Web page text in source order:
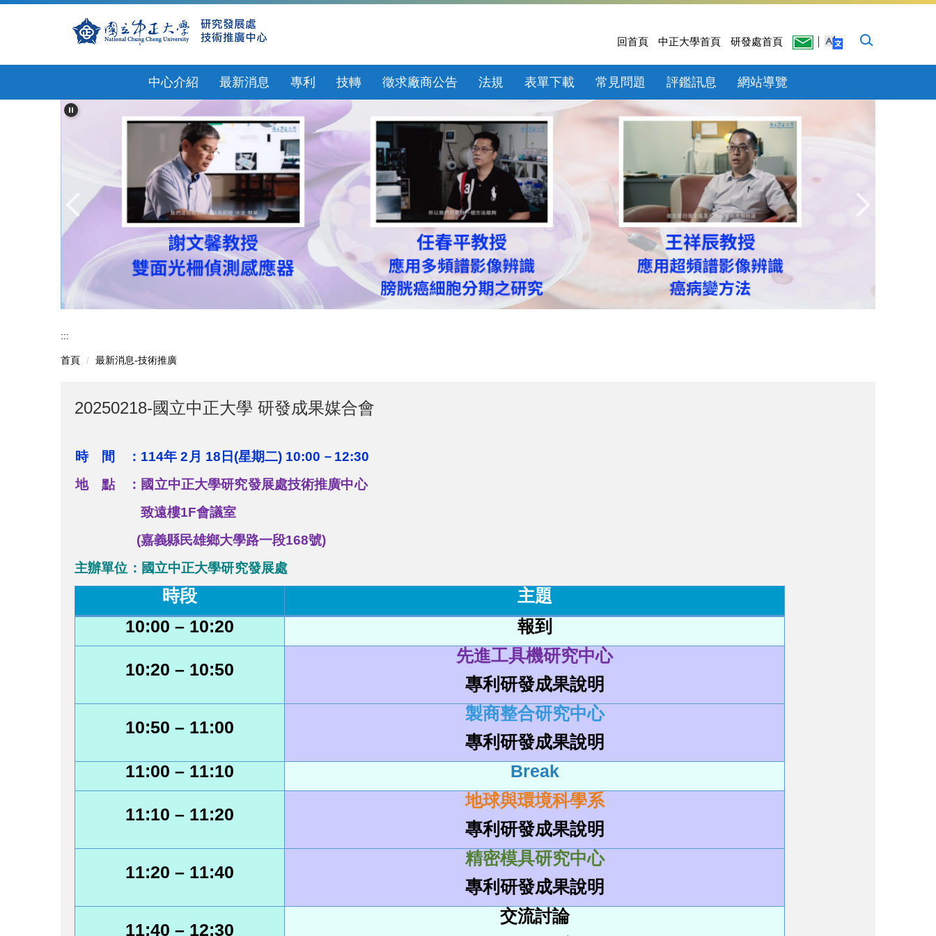
內
區
回首頁 中正大學首頁 研發處首頁
中心介紹 最新消息 專利 技轉 徵求廠商公告 法規 表單下載 常見問題 評鑑訊息 網站導覽
:::
首頁 最新消息-技術推廣
20250218-國立中正大學 研發成果媒合會
時間 ：114年 2月 18 日 (星期二) 10:00 －12:30
地點
： 國立中正大學研究發展處技術推廣中心
致遠樓1F會議室
(嘉義縣民雄鄉大學路一段168號)
主辦單位：國立中正大學研究發展處
時段
主題
10:00 – 10:20 報到
10:20 – 10:50
先進工具機研究中心
專利研發成果說明
10:50 – 11:00
製商整合研究中心
專利研發成果說明
11:00 – 11:10 Break
11:10 – 11:20
地球與環境科學系
專利研發成果說明
11:20 – 11:40
精密模具研究中心
專利研發成果說明
11:40 – 12:30
交流討論